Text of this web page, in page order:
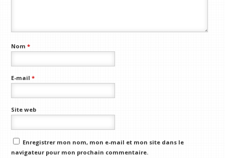
Nom*
E-mail*
Site web
Enregistrer mon nom, mon e-mail et mon site dans le
navigateur pour mon prochain commentaire.